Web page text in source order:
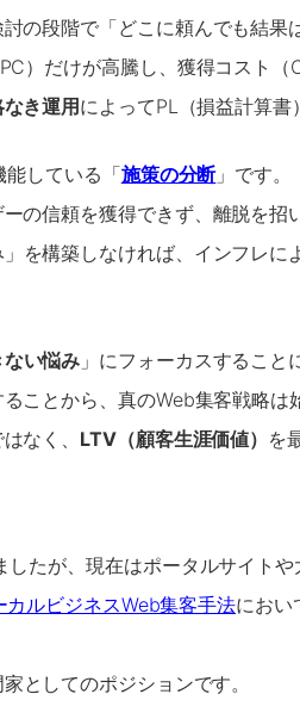
段階で「どこに頼んでも結果
）だけが高騰し、獲得コスト（
き運用によってPL（損益計算書
能している「施策の分断」です。
の信頼を獲得できず、離脱を招
を構築しなければ、インフレ
い悩み 」にフォーカスすること
ことから、真のWeb集客戦略は
なく、 LTV（顧客生涯価値） を
たが、現在はポータルサイト
カルビジネスWeb集客手法におい
としてのポジションです。